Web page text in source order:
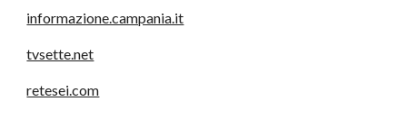
informazione.campania.it
tvsette.net
retesei.com